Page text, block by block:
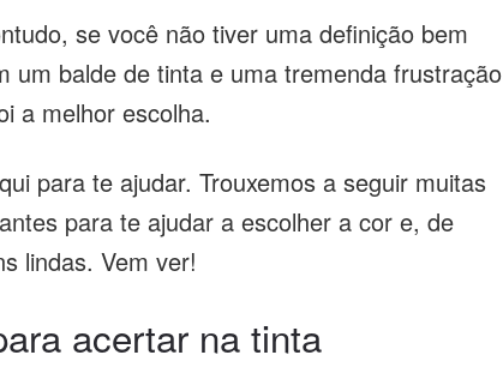
se você não tiver uma definição bem
um balde de tinta e uma tremenda frustração
a melhor escolha.
para te ajudar. Trouxemos a seguir muitas
para te ajudar a escolher a cor e, de
lindas. Vem ver!
acertar na tinta